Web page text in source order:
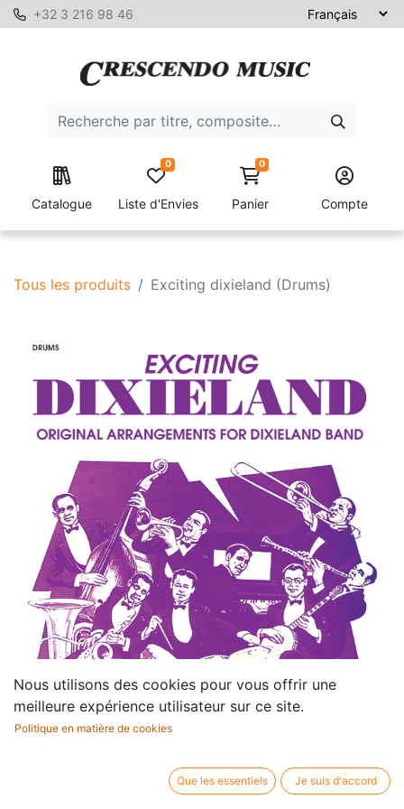
+32 3 216 98 46
Catalogue Liste d'Envies
0 0
Panier Compte
Tous les produits Exciting dixieland (Drums)
Nous utilisons des cookies pour vous offrir une
meilleure expérience utilisateur sur ce site.
Politique en matière de cookies
Que les essentiels Je suis d'accord